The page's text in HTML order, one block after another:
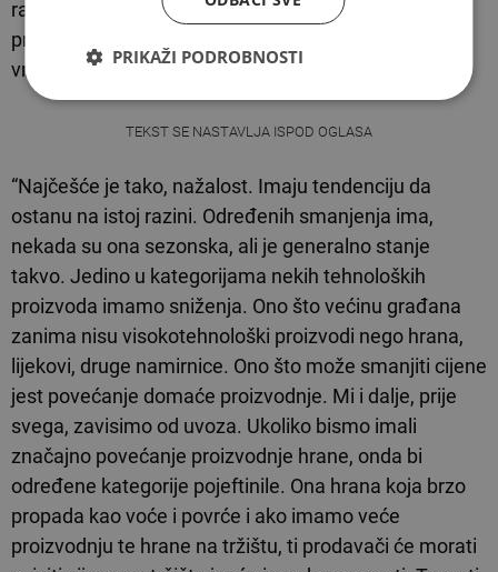
rasta cijene, kada se stabilizuju globalne ekonomske
prilike, cijene ostaju iste i po pravilu nikada se ne
vraćaju na staro.
TEKST SE NASTAVLJA ISPOD OGLASA
“Najčešće je tako, nažalost. Imaju tendenciju da
ostanu na istoj razini. Određenih smanjenja ima,
nekada su ona sezonska, ali je generalno stanje
takvo. Jedino u kategorijama nekih tehnoloških
proizvoda imamo sniženja. Ono što većinu građana
zanima nisu visokotehnološki proizvodi nego hrana,
lijekovi, druge namirnice. Ono što može smanjiti cijene
jest povećanje domaće proizvodnje. Mi i dalje, prije
svega, zavisimo od uvoza. Ukoliko bismo imali
značajno povećanje proizvodnje hrane, onda bi
određene kategorije pojeftinile. Ona hrana koja brzo
propada kao voće i povrće i ako imamo veće
proizvodnju te hrane na tržištu, ti prodavači će morati
PRIKAŽI PODROBNOSTI